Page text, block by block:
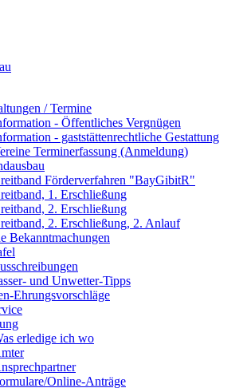
/ Termine
- Öffentliches Vergnügen
- gaststättenrechtliche Gestattung
Terminerfassung (Anmeldung)
Förderverfahren "BayGibitR"
1. Erschließung
2. Erschließung
2. Erschließung, 2. Anlauf
Bekanntmachungen
und Unwetter-Tipps
Ehrungsvorschläge
erledige ich wo
Online-Anträge